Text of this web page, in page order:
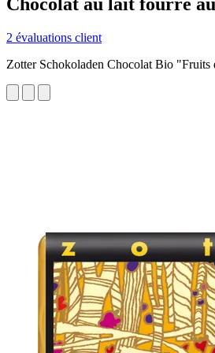
2 évaluations client
Zotter Schokoladen Chocolat Bio